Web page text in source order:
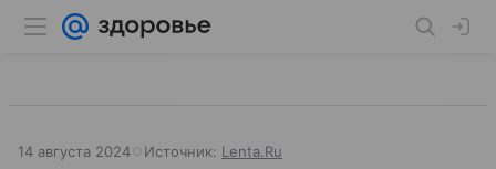
14 августа 2024 Источник: Lenta.Ru